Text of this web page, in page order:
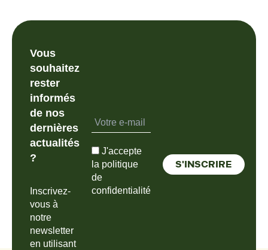
Vous
souhaitez
rester
informés
de nos
dernières
actualités
?
Inscrivez-
vous à
notre
newsletter
en utilisant
J'accepte
la politique
de
confidentialité